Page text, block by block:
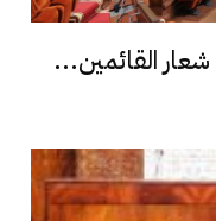
القائمين...